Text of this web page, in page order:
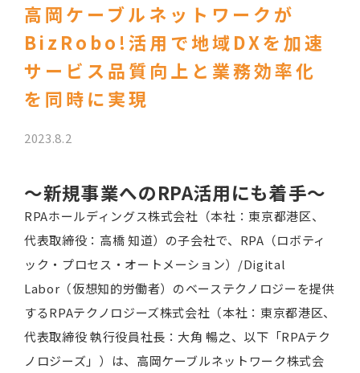
高岡ケーブルネットワークが
BizRobo!活用で地域DXを加速
サービス品質向上と業務効率化
を同時に実現
2023.8.2
～新規事業へのRPA活用にも着手～
RPAホールディングス株式会社（本社：東京都港区、
代表取締役：高橋 知道）の子会社で、RPA（ロボティ
ック・プロセス・オートメーション）/Digital
Labor（仮想知的労働者）のベーステクノロジーを提供
するRPAテクノロジーズ株式会社（本社：東京都港区、
代表取締役 執行役員社長：大角 暢之、以下「RPAテク
ノロジーズ」）は、高岡ケーブルネットワーク株式会